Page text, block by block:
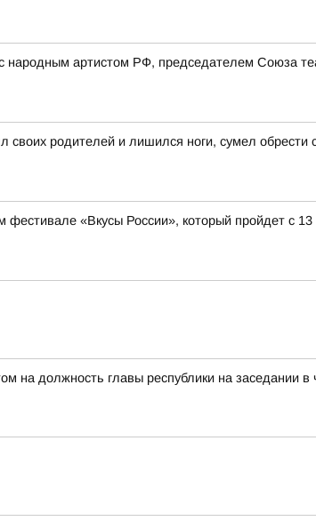
артистом РФ, председателем Союза
своих родителей и лишился ноги, сумел обрести
«Вкусы России», который пройдет с
на должность главы республики на заседании в